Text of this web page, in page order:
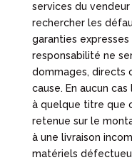
services du
rechercher les
garanties
responsabilité ne
dommages, directs
cause. En aucun
à quelque titre que
retenue sur le
à une livraison
matériels